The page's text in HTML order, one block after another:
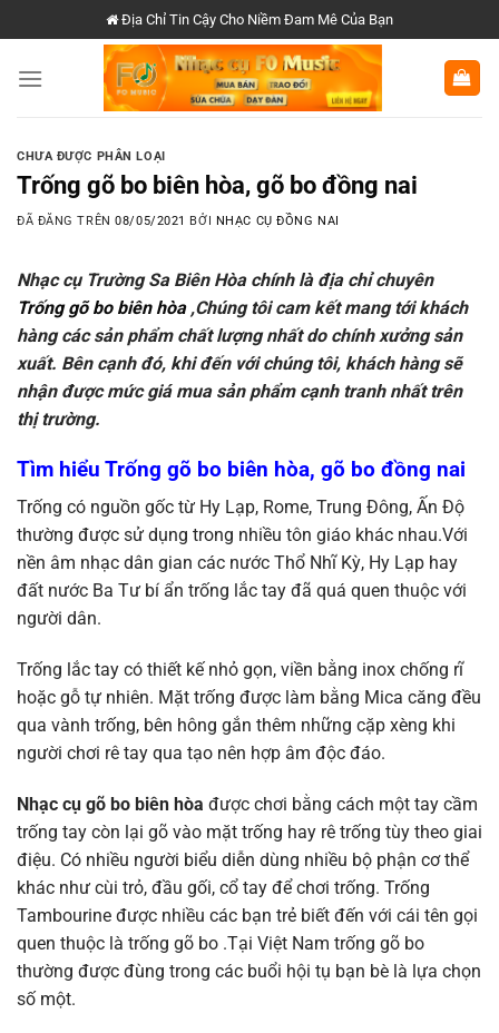
đến
nội
Địa Chỉ Tin Cậy Cho Niềm Đam Mê Của Bạn
CHƯA ĐƯỢC PHÂN LOẠI
Trống gõ bo biên hòa, gõ bo đồng nai
ĐÃ ĐĂNG TRÊN08/05/2021 BỞI NHẠC CỤ ĐỒNG NAI
Nhạc cụ Trường Sa Biên Hòa chính là địa chỉ chuyên
Trống gõ bo biên hòa,Chúng tôi cam kết mang tới khách
hàng các sản phẩm chất lượng nhất do chính xưởng sản
xuất. Bên cạnh đó, khi đến với chúng tôi, khách hàng sẽ
nhận được mức giá mua sản phẩm cạnh tranh nhất trên
thị trường.
Tìm hiểu Trống gõ bo biên hòa, gõ bo đồng nai
Trống có nguồn gốc từ Hy Lạp, Rome, Trung Đông, Ấn Độ
thường được sử dụng trong nhiều tôn giáo khác nhau.Với
nền âm nhạc dân gian các nước Thổ Nhĩ Kỳ, Hy Lạp hay
đất nước Ba Tư bí ẩn trống lắc tay đã quá quen thuộc với
người dân.
Trống lắc tay có thiết kế nhỏ gọn, viền bằng inox chống rĩ
hoặc gỗ tự nhiên. Mặt trống được làm bằng Mica căng đều
qua vành trống, bên hông gắn thêm những cặp xèng khi
người chơi rê tay qua tạo nên hợp âm độc đáo.
Nhạc cụ gõ bo biên hòa được chơi bằng cách một tay cầm
trống tay còn lại gõ vào mặt trống hay rê trống tùy theo giai
điệu. Có nhiều người biểu diễn dùng nhiều bộ phận cơ thể
khác như cùi trỏ, đầu gối, cổ tay để chơi trống. Trống
Tambourine được nhiều các bạn trẻ biết đến với cái tên gọi
quen thuộc là trống gõ bo .Tại Việt Nam trống gõ bo
thường được đùng trong các buổi hội tụ bạn bè là lựa chọn
số một.